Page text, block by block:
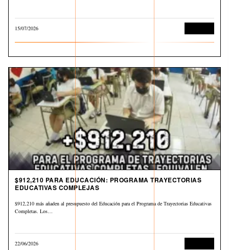
15/07/2026
$912,210 PARA EDUCACIÓN: PROGRAMA TRAYECTORIAS
EDUCATIVAS COMPLEJAS
$912,210 más añaden al presupuesto del Educación para el Programa de Trayectorias Educativas
Completas. Los…
22/06/2026